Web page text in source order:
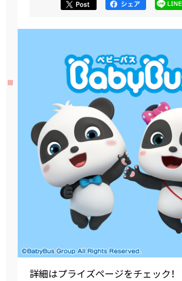
詳細はプライズページをチェック！